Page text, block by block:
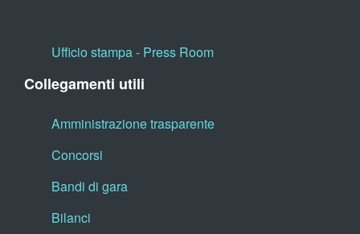
Ufficio stampa - Press Room
Collegamenti utili
Amministrazione trasparente
Concorsi
Bandi di gara
Bilanci